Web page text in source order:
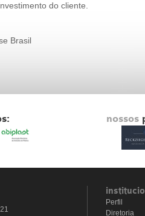
do cliente.
Brasil
nossos
Perfil
Diretoria